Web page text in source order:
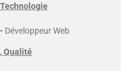
Développeur Web
Qualité